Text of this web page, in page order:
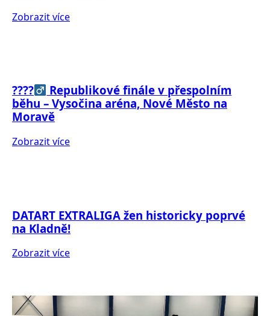
Zobrazit více
????‍
Republikové finále v přespolním
běhu – Vysočina aréna, Nové Město na
Moravě
Zobrazit více
DATART EXTRALIGA žen historicky poprvé
na Kladně!
Zobrazit více